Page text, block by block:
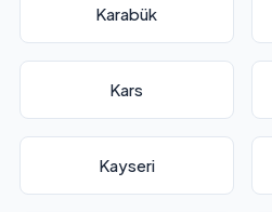
Karabük
Kars
Kayseri